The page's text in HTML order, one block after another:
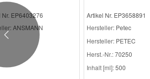
Nr. EP6403276
: ANSMANN
Artikel Nr. EP3658891
Hersteller: Petec
Hersteller: PETEC
Herst.-Nr.:70250
Inhalt [ml]:500
Previous